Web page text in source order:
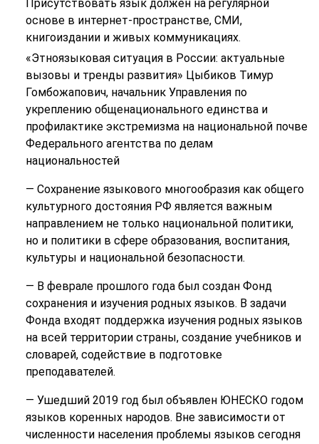
Присутствовать язык должен на регулярной
основе в интернет-пространстве, СМИ,
книгоиздании и живых коммуникациях.
«Этноязыковая ситуация в России: актуальные
вызовы и тренды развития» Цыбиков Тимур
Гомбожапович, начальник Управления по
укреплению общенационального единства и
профилактике экстремизма на национальной почве
Федерального агентства по делам
национальностей
— Сохранение языкового многообразия как общего
культурного достояния РФ является важным
направлением не только национальной политики,
но и политики в сфере образования, воспитания,
культуры и национальной безопасности.
— В феврале прошлого года был создан Фонд
сохранения и изучения родных языков. В задачи
Фонда входят поддержка изучения родных языков
на всей территории страны, создание учебников и
словарей, содействие в подготовке
преподавателей.
— Ушедший 2019 год был объявлен ЮНЕСКО годом
языков коренных народов. Вне зависимости от
численности населения проблемы языков сегодня